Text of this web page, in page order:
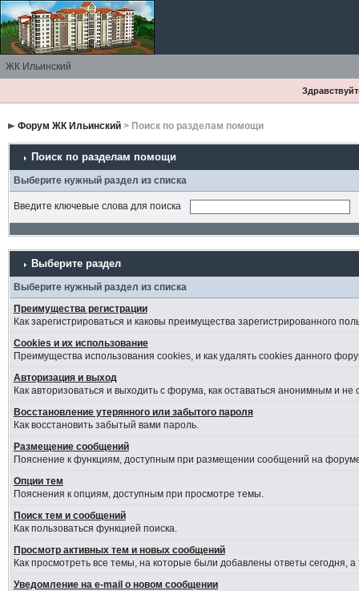
ЖК Ильинский
Форум ЖК Ильинский> Поиск по разделам помощи
Поиск по разделам помощи
Выберите нужный раздел из списка
Введите ключевые слова для поиска
Выберите раздел
Выберите нужный раздел из списка
Преимущества регистрации
Как зарегистрироваться и каковы преимущества зарегистрированного
Cookies и их использование
Преимущества использования cookies, и как удалять cookies данного
Авторизация и выход
Как авторизоваться и выходить с форума, как оставаться анонимным и
Восстановление утерянного или забытого пароля
Как восстановить забытый вами пароль.
Размещение сообщений
Пояснение к функциям, доступным при размещении сообщений на
Опции тем
Пояснения к опциям, доступным при просмотре темы.
Поиск тем и сообщений
Как пользоваться функцией поиска.
Просмотр активных тем и новых сообщений
Как просмотреть все темы, на которые были добавлены ответы сегодня,
Уведомление на е-mail о новом сообщении